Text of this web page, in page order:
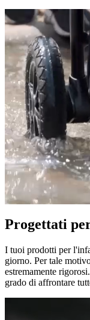
Progettati
I tuoi prodotti per
giorno. Per tale
estremamente
grado di affrontare